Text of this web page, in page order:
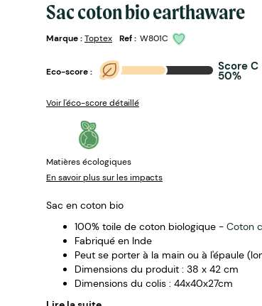
Sac coton bio earthaware
Marque :Toptex Ref : W801C
Eco-score : Score C
50%
Voir l'éco-score détaillé
Matières écologiques
En savoir plus sur les impacts
Sac en coton bio
100% toile de coton biologique - Coton
Fabriqué en Inde
Peut se porter à la main ou à l'épaule
Dimensions du produit : 38 x 42 cm
Dimensions du colis : 44x40x27cm